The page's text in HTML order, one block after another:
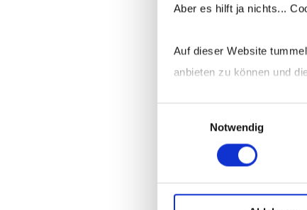
Aber es hilft ja nichts...
Auf dieser Website
anbieten zu können und
Notwendig